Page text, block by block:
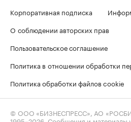
Корпоративная подписка
О соблюдении авторских прав
Пользовательское соглашение
Политика в отношении обработки
Политика обработки файлов cookie
© ООО «БИЗНЕСПРЕСС», АО